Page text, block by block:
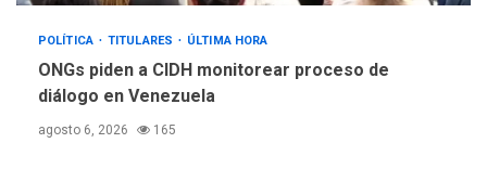
POLÍTICA TITULARES ÚLTIMA HORA
ONGs piden a CIDH monitorear proceso de
diálogo en Venezuela
agosto 6, 2026 165